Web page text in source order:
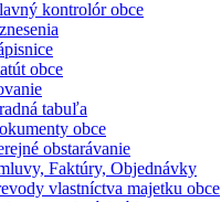
kontrolór obce
obce
tabuľa
obce
obstarávanie
Faktúry, Objednávky
vlastníctva majetku obce